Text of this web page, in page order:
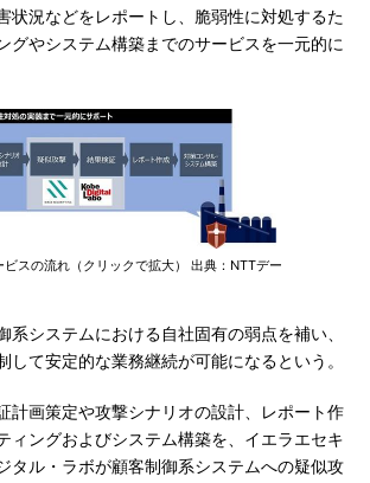
状況などをレポートし、脆弱性に対処するた
グやシステム構築までのサービスを一元的に
ビスの流れ（クリックで拡大） 出典：NTTデー
システムにおける自社固有の弱点を補い、
して安定的な業務継続が可能になるという。
計画策定や攻撃シナリオの設計、レポート作
ィングおよびシステム構築を、イエラエセキ
タル・ラボが顧客制御系システムへの疑似攻